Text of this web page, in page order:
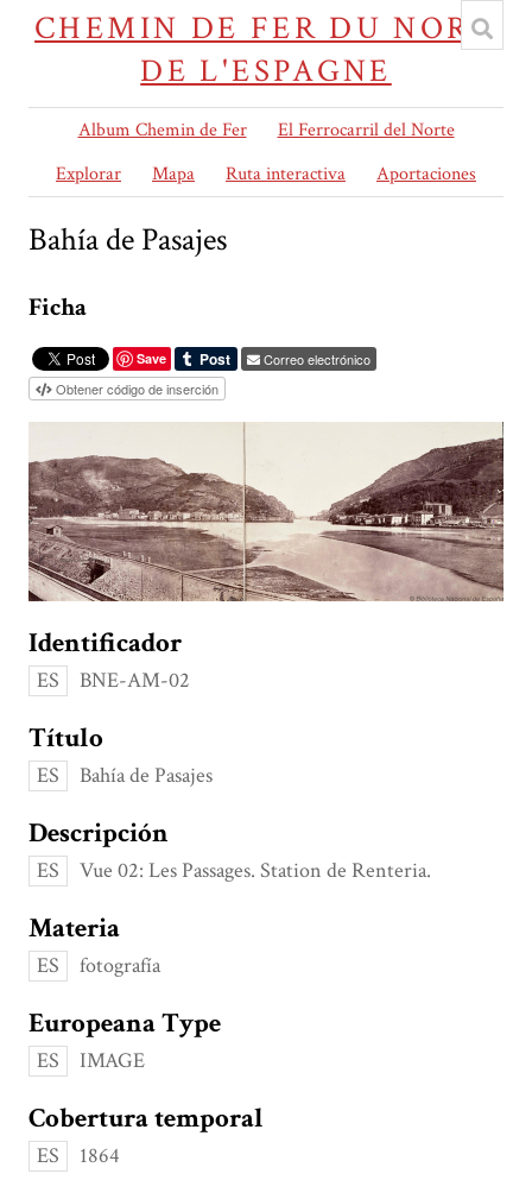
CHEMIN DE FER DU NORD
DE L'ESPAGNE
Album Chemin de Fer
El Ferrocarril del Norte
Explorar
Mapa Ruta interactiva Aportaciones
Bahía de Pasajes
Ficha
Save
Correo electrónico
Obtener código de inserción
Identificador
ES BNE-AM-02
Título
ES Bahía de Pasajes
Descripción
ES Vue 02: Les Passages. Station de Renteria.
Materia
ES fotografía
Europeana Type
ES IMAGE
Cobertura temporal
ES 1864